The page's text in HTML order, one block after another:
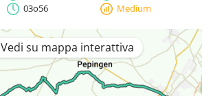
03o56
Medium
Vedi su mappa interattiva